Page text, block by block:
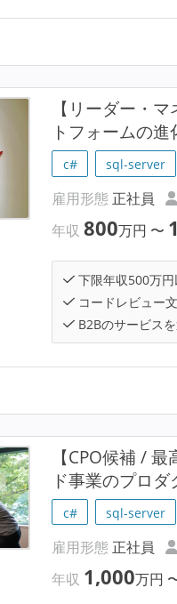
【リーダー・
トフォームの
c# sql-server
雇用形態 正社員
年収800万円 〜
下限年収500万円
コードレビュー
B2Bのサービス
【CPO候補 /
ド事業のプロ
c# sql-server
雇用形態 正社員
年収 1,000万円